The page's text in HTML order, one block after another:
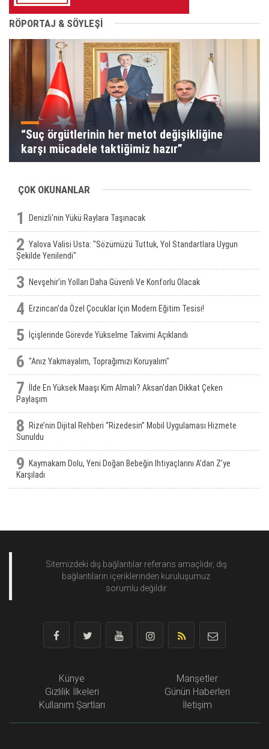
RÖPORTAJ & SÖYLEŞİ
“Suç örgütlerinin her metot değişikliğine
karşı mücadele taktiğimiz hazır”
ÇOK OKUNANLAR
1 Denizli'nin Yükü Raylara Taşınacak
2 Yalova Valisi Usta: "Sözümüzü Tuttuk, Yol Standartlara Uygun
Şekilde Yenilendi"
3 Nevşehir’in Yolları Daha Güvenli Ve Konforlu Olacak
4 Erzincan’da Özel Çocuklar Için Modern Eğitim Tesisi!
5 İçişlerinde Görevde Yükselme Takvimi Açıklandı
6 "Anız Yakmayalım, Toprağımızı Koruyalım"
7
İlde En Yüksek Maaşı Kim Almalı? Aksan'dan Dikkat Çeken
Paylaşım
8
Rize’nin Dijital Rehberi “Rizedesin” Mobil Uygulaması Hizmete
Sunuldu
9
Kaymakam Dolu, Yeni Doğan Bebeğin Ihtiyaçlarını A’dan Z’ye
Karşıladı
Sitemizdeki dış bağlantılar referans amaçlıdır, dış
bağlantıların içeriklerinden kuruluşumuz
sorumlu değildir
Künye
Gizlilik İlkeleri
Kullanım Şartları
Manşetler
Günün Haberleri
İletişim